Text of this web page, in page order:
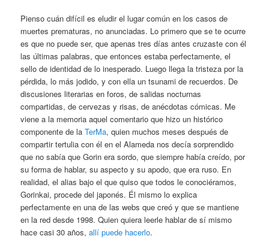
Pienso cuán difícil es eludir el lugar común en los casos de
muertes prematuras, no anunciadas. Lo primero que se te ocurre
es que no puede ser, que apenas tres días antes cruzaste con él
las últimas palabras, que entonces estaba perfectamente, el
sello de identidad de lo inesperado. Luego llega la tristeza por la
pérdida, lo más jodido, y con ella un tsunami de recuerdos. De
discusiones literarias en foros, de salidas nocturnas
compartidas, de cervezas y risas, de anécdotas cómicas. Me
viene a la memoria aquel comentario que hizo un histórico
componente de laTerMa, quien muchos meses después de
compartir tertulia con él en el Alameda nos decía sorprendido
que no sabía que Gorin era sordo, que siempre había creído, por
su forma de hablar, su aspecto y su apodo, que era ruso. En
realidad, el alias bajo el que quiso que todos le conociéramos,
Gorinkai, procede del japonés. Él mismo lo explica
perfectamente en una de las webs que creó y que se mantiene
en la red desde 1998. Quien quiera leerle hablar de sí mismo
hace casi 30 años,allí puede hacerlo.